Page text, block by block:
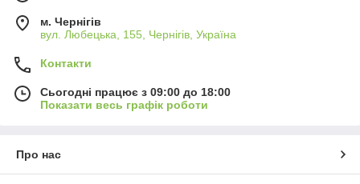
м. Чернігів
вул. Любецька, 155, Чернігів, Україна
Контакти
Сьогодні працює з 09:00 до 18:00
Показати весь графік роботи
Про нас